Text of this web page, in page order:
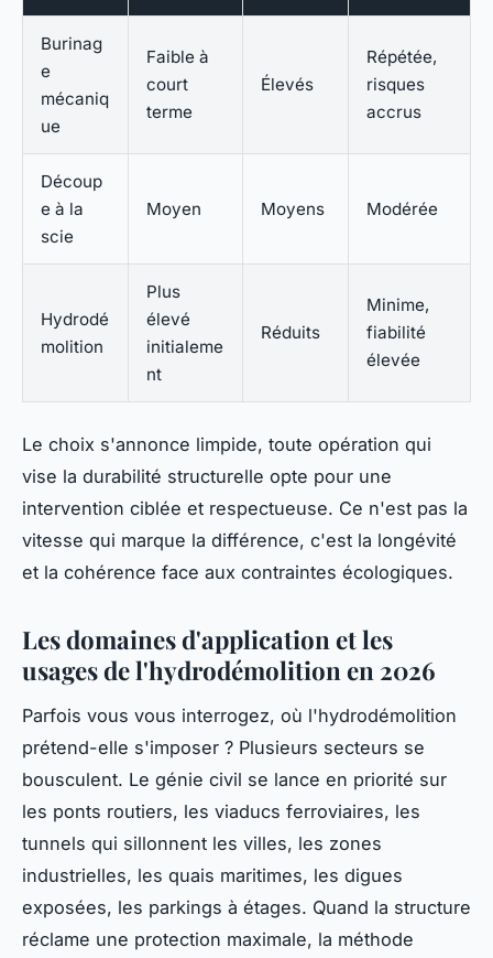
Burinag
e
mécaniq
ue
Faible à
court
terme
Élevés
Répétée,
risques
accrus
Découp
e à la
scie
Moyen Moyens Modérée
Hydrodé
molition
Plus
élevé
initialeme
nt
Réduits
Minime,
fiabilité
élevée
Le choix s'annonce limpide, toute opération qui
vise la durabilité structurelle opte pour une
intervention ciblée et respectueuse. Ce n'est pas la
vitesse qui marque la différence, c'est la longévité
et la cohérence face aux contraintes écologiques.
Les domaines d'application et les
usages de l'hydrodémolition en 2026
Parfois vous vous interrogez, où l'hydrodémolition
prétend-elle s'imposer ? Plusieurs secteurs se
bousculent. Le génie civil se lance en priorité sur
les ponts routiers, les viaducs ferroviaires, les
tunnels qui sillonnent les villes, les zones
industrielles, les quais maritimes, les digues
exposées, les parkings à étages. Quand la structure
réclame une protection maximale, la méthode